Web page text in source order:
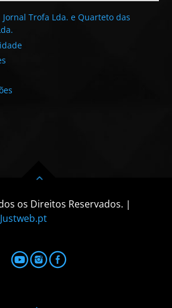
Trofa Lda. e Quarteto das
os Direitos Reservados. |
Justweb.pt